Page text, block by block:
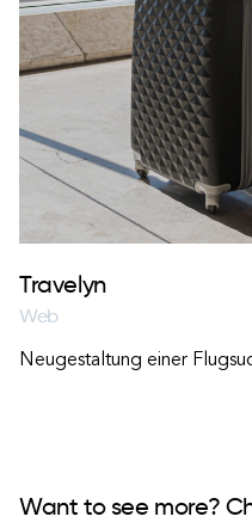
Travelyn
Web
Neugestaltung einer
Want to see more?